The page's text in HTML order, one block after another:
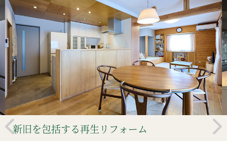
新旧を包括する再生リフォーム